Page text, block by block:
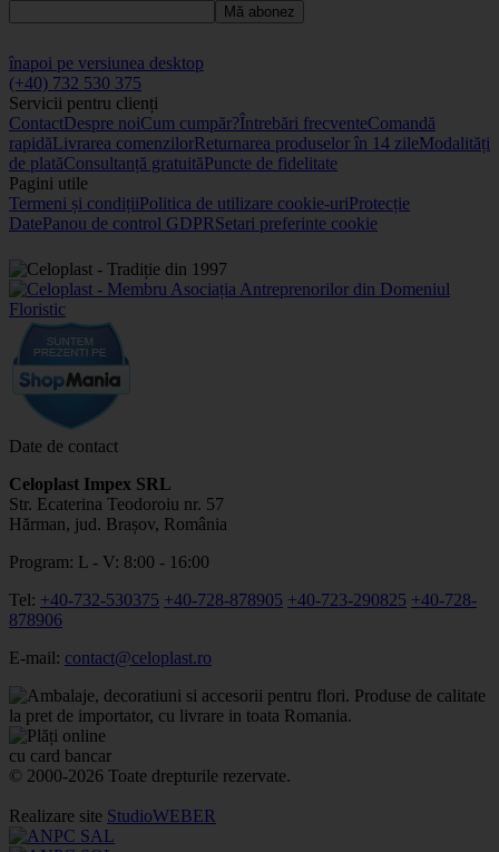
Mă abonez
înapoi pe versiunea desktop
(+40) 732 530 375
Servicii pentru clienți
ContactDespre noiCum cumpăr?Întrebări frecventeComandă
rapidăLivrarea comenzilorReturnarea produselor în 14 zileModalități
de platăConsultanță gratuităPuncte de fidelitate
Pagini utile
Termeni și condițiiPolitica de utilizare cookie-uriProtecție
DatePanou de control GDPRSetari preferinte cookie
Date de contact
Celoplast Impex SRL
Str. Ecaterina Teodoroiu nr. 57
Hărman, jud. Brașov, România
Program: L - V: 8:00 - 16:00
Tel: +40-732-530375 +40-728-878905 +40-723-290825 +40-728-
878906
E-mail: contact@celoplast.ro
© 2000-2026 Toate drepturile rezervate.
Realizare site StudioWEBER